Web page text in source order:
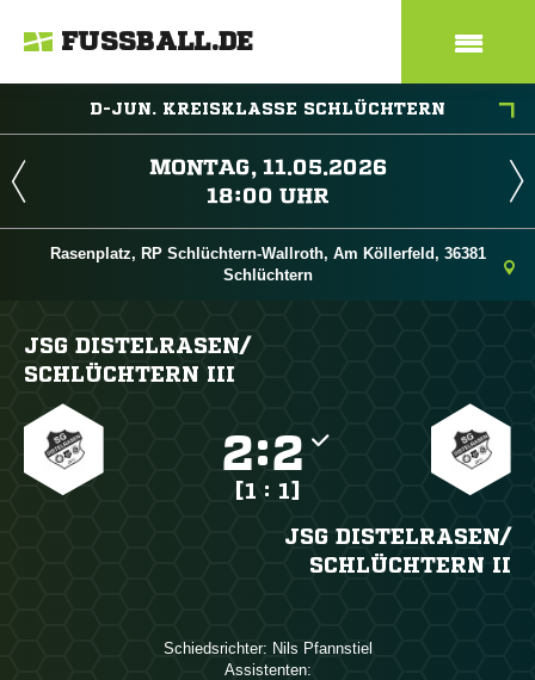
FUSSBALL.DE
D-JUN. KREISKLASSE SCHLÜCHTERN
 
 
Rasenplatz, RP Schlüchtern-Wallroth, Am Köllerfeld, 36381
Schlüchtern
JSG DISTELRASEN/​
SCHLÜCHTERN III
:
[1 : 1]
JSG DISTELRASEN/​
SCHLÜCHTERN II
Schiedsrichter:  
Assistenten: